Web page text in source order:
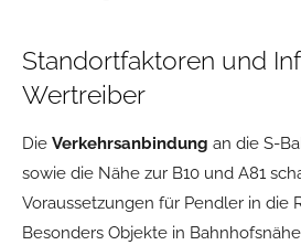
Standortfaktoren und
Wertreiber
Die Verkehrsanbindung an die S-
sowie die Nähe zur B10 und A81
Voraussetzungen für Pendler in die
Besonders Objekte in